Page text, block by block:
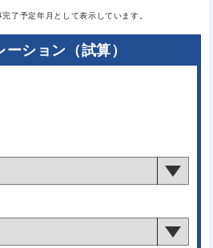
了予定年月として表示しています。
ション（試算）